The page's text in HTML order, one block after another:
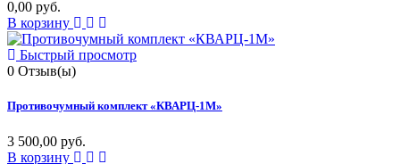
0,00 руб.
В корзину
Быстрый просмотр
0 Отзыв(ы)
Противочумный комплект «КВАРЦ-1М»
3 500,00 руб.
В корзину